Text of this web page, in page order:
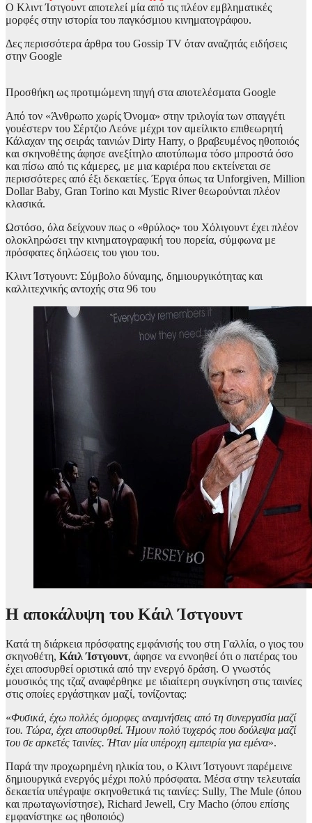
Ο Κλιντ Ίστγουντ αποτελεί μία από τις πλέον εμβληματικές
μορφές στην ιστορία του παγκόσμιου κινηματογράφου.
Δες περισσότερα άρθρα του Gossip TV όταν αναζητάς ειδήσεις
στην Google
Προσθήκη ως προτιμώμενη πηγή στα αποτελέσματα Google
Από τον «Άνθρωπο χωρίς Όνομα» στην τριλογία των σπαγγέτι
γουέστερν του Σέρτζιο Λεόνε μέχρι τον αμείλικτο επιθεωρητή
Κάλαχαν της σειράς ταινιών Dirty Harry, ο βραβευμένος ηθοποιός
και σκηνοθέτης άφησε ανεξίτηλο αποτύπωμα τόσο μπροστά όσο
και πίσω από τις κάμερες, με μια καριέρα που εκτείνεται σε
περισσότερες από έξι δεκαετίες. Έργα όπως τα Unforgiven, Million
Dollar Baby, Gran Torino και Mystic River θεωρούνται πλέον
κλασικά.
Ωστόσο, όλα δείχνουν πως ο «θρύλος» του Χόλιγουντ έχει πλέον
ολοκληρώσει την κινηματογραφική του πορεία, σύμφωνα με
πρόσφατες δηλώσεις του γιου του.
Κλιντ Ίστγουντ: Σύμβολο δύναμης, δημιουργικότητας και
καλλιτεχνικής αντοχής στα 96 του
Η αποκάλυψη του Κάιλ Ίστγουντ
Κατά τη διάρκεια πρόσφατης εμφάνισής του στη Γαλλία, ο γιος του
σκηνοθέτη, Κάιλ Ίστγουντ, άφησε να εννοηθεί ότι ο πατέρας του
έχει αποσυρθεί οριστικά από την ενεργό δράση. Ο γνωστός
μουσικός της τζαζ αναφέρθηκε με ιδιαίτερη συγκίνηση στις ταινίες
στις οποίες εργάστηκαν μαζί, τονίζοντας:
«Φυσικά, έχω πολλές όμορφες αναμνήσεις από τη συνεργασία μαζί
του. Τώρα, έχει αποσυρθεί. Ήμουν πολύ τυχερός που δούλεψα μαζί
του σε αρκετές ταινίες. Ήταν μία υπέροχη εμπειρία για εμένα».
Παρά την προχωρημένη ηλικία του, ο Κλιντ Ίστγουντ παρέμεινε
δημιουργικά ενεργός μέχρι πολύ πρόσφατα. Μέσα στην τελευταία
δεκαετία υπέγραψε σκηνοθετικά τις ταινίες: Sully, The Mule (όπου
και πρωταγωνίστησε), Richard Jewell, Cry Macho (όπου επίσης
εμφανίστηκε ως ηθοποιός)